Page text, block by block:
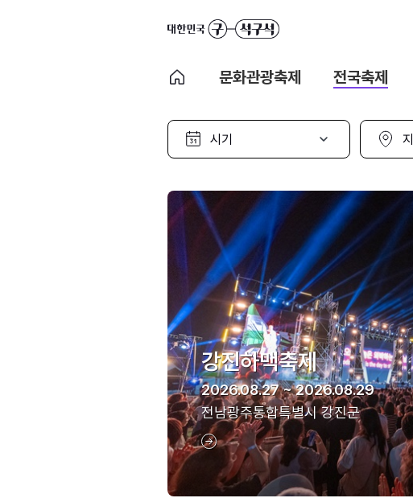
문화관광축제 전국축제
시
선
지
선
강진하맥축제
2026.08.27 ~ 2026.08.29
전남광주통합특별시 강진군